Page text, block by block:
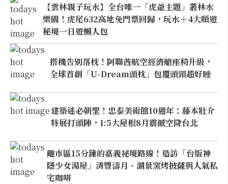
【雲林親子玩水】全台唯一「虎爺主題」叢林水
樂園！虎尾632高地免門票回歸，玩水＋4大順遊
秘境一日遊懶人包
搭機告別落枕！阿聯酋航空經濟艙座椅升級，
全球首創「U-Dream頭枕」包覆頭頸超好睡
建築迷必朝聖！忠泰美術館10週年：藤本壯介
特展打頭陣，1:5大屋根8月震撼空降台北
離市區15分鐘的嘉義祕境路線！造訪「台版神
隱少女湯屋」清豐濤月、湖景窯烤披薩與人氣私
宅咖啡